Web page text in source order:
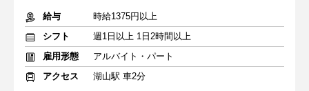
給与
時給1375円以上
シフト
週1日以上 1日2時間以上
雇用形態
アルバイト・パート
アクセス
湖山駅 車2分